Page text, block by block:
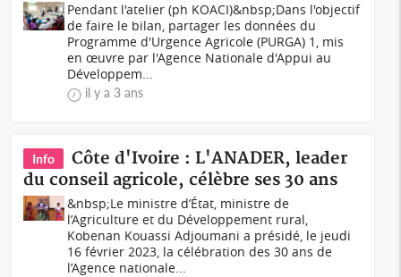
Pendant l'atelier (ph KOACI)&nbsp;Dans l'objectif
de faire le bilan, partager les données du
Programme d'Urgence Agricole (PURGA) 1, mis
en œuvre par l'Agence Nationale d'Appui au
Développem...
il y a 3 ans
Info
Côte d'Ivoire : L'ANADER, leader
du conseil agricole, célèbre ses 30 ans
&nbsp;Le ministre d’État, ministre de
l’Agriculture et du Développement rural,
Kobenan Kouassi Adjoumani a présidé, le jeudi
16 février 2023, la célébration des 30 ans de
l’Agence nationale...